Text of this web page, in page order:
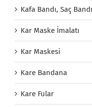
Kafa Bandı, Saç Bandı
Kar Maske İmalatı
Kar Maskesi
Kare Bandana
Kare Fular